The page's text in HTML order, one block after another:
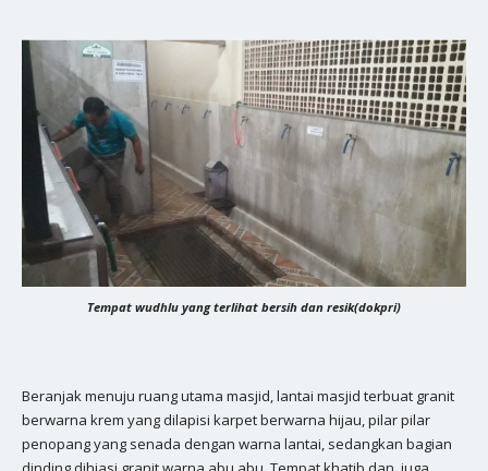
Tempat wudhlu yang terlihat bersih dan resik(dokpri)
Beranjak menuju ruang utama masjid, lantai masjid terbuat granit
berwarna krem yang dilapisi karpet berwarna hijau, pilar pilar
penopang yang senada dengan warna lantai, sedangkan bagian